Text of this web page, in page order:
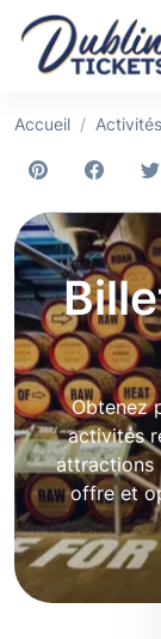
Accueil Activités
Obtenez
activités
attractions
offre et